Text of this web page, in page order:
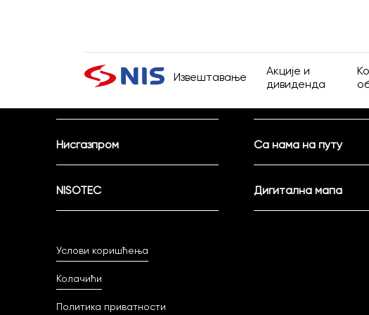
Извештавање
Извештаји о пословању
Финансијски извештаји
Акције и
дивиденда
Акције и
Дивиденде
Претражи
Активни конкурси Спонзорства и
Нисгазпром Са нама на путу
NISOTEC Дигитална мапа
Услови коришћења
Колачићи
Политика приватности